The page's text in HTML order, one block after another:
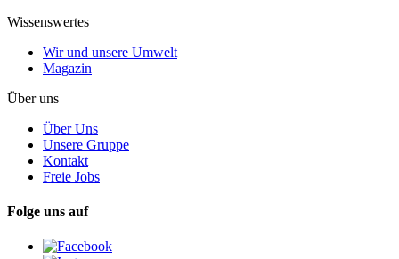
Wissenswertes
Wir und unsere Umwelt
Magazin
Über uns
Über Uns
Unsere Gruppe
Kontakt
Freie Jobs
Folge uns auf